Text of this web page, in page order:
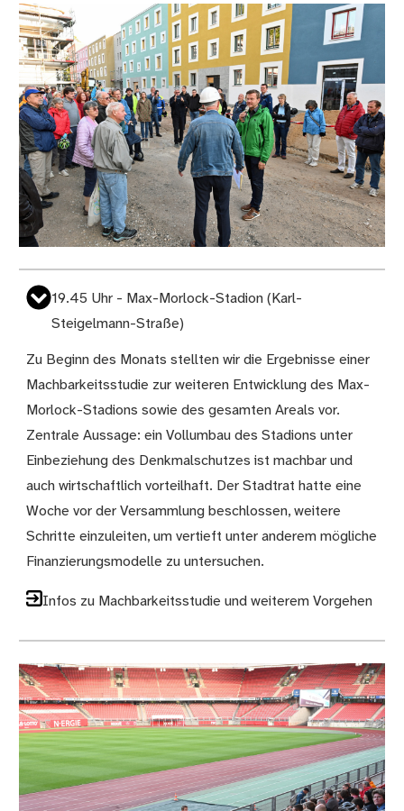
19.45 Uhr - Max-Morlock-Stadion (Karl-
Steigelmann-Straße)
Zu Beginn des Monats stellten wir die Ergebnisse einer
Machbarkeitsstudie zur weiteren Entwicklung des Max-
Morlock-Stadions sowie des gesamten Areals vor.
Zentrale Aussage: ein Vollumbau des Stadions unter
Einbeziehung des Denkmalschutzes ist machbar und
auch wirtschaftlich vorteilhaft. Der Stadtrat hatte eine
Woche vor der Versammlung beschlossen, weitere
Schritte einzuleiten, um vertieft unter anderem mögliche
Finanzierungsmodelle zu untersuchen.
Infos zu Machbarkeitsstudie und weiterem Vorgehen